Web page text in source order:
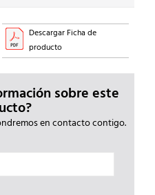
Descargar Ficha de
producto
sobre este
en contacto contigo.